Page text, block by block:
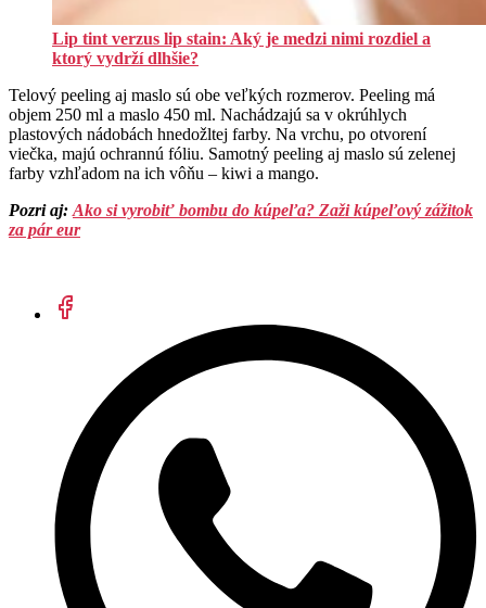
Lip tint verzus lip stain: Aký je medzi nimi rozdiel a
ktorý vydrží dlhšie?
Telový peeling aj maslo sú obe veľkých rozmerov. Peeling má
objem 250 ml a maslo 450 ml. Nachádzajú sa v okrúhlych
plastových nádobách hnedožltej farby. Na vrchu, po otvorení
viečka, majú ochrannú fóliu. Samotný peeling aj maslo sú zelenej
farby vzhľadom na ich vôňu – kiwi a mango.
Pozri aj:Ako si vyrobiť bombu do kúpeľa? Zaži kúpeľový zážitok
za pár eur